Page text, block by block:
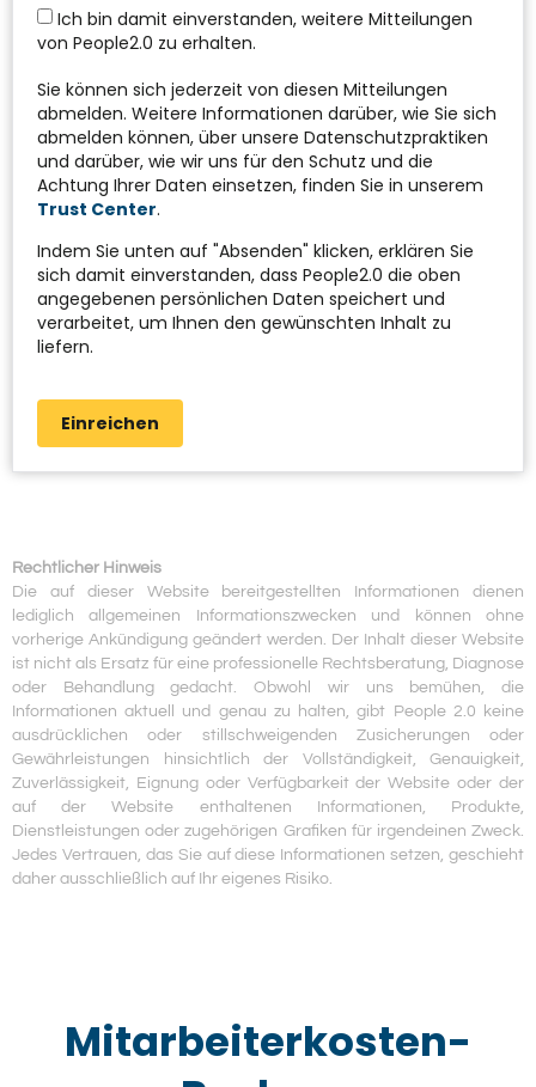
Ich bin damit einverstanden, weitere Mitteilungen
von People2.0 zu erhalten.
Sie können sich jederzeit von diesen Mitteilungen
abmelden. Weitere Informationen darüber, wie Sie sich
abmelden können, über unsere Datenschutzpraktiken
und darüber, wie wir uns für den Schutz und die
Achtung Ihrer Daten einsetzen, finden Sie in unserem
Trust Center.
Indem Sie unten auf "Absenden" klicken, erklären Sie
sich damit einverstanden, dass People2.0 die oben
angegebenen persönlichen Daten speichert und
verarbeitet, um Ihnen den gewünschten Inhalt zu
liefern.
Einreichen
Rechtlicher Hinweis
Die auf dieser Website bereitgestellten Informationen dienen
lediglich allgemeinen Informationszwecken und können ohne
vorherige Ankündigung geändert werden. Der Inhalt dieser Website
ist nicht als Ersatz für eine professionelle Rechtsberatung, Diagnose
oder Behandlung gedacht. Obwohl wir uns bemühen, die
Informationen aktuell und genau zu halten, gibt People 2.0 keine
ausdrücklichen oder stillschweigenden Zusicherungen oder
Gewährleistungen hinsichtlich der Vollständigkeit, Genauigkeit,
Zuverlässigkeit, Eignung oder Verfügbarkeit der Website oder der
auf der Website enthaltenen Informationen, Produkte,
Dienstleistungen oder zugehörigen Grafiken für irgendeinen Zweck.
Jedes Vertrauen, das Sie auf diese Informationen setzen, geschieht
daher ausschließlich auf Ihr eigenes Risiko.
Mitarbeiterkosten-